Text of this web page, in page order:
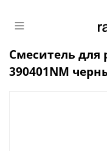
Смеситель для
390401NM